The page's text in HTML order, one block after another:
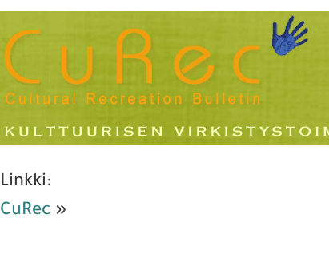
Linkki:
CuRec »